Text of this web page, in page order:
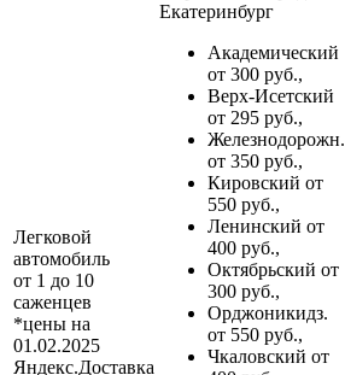
Легковой
автомобиль
от 1 до 10
саженцев
*цены на
01.02.2025
Яндекс.Доставка
Екатеринбург
Академический
от 300 руб.,
Верх-Исетский
от 295 руб.,
Железнодорожн.
от 350 руб.,
Кировский от
550 руб.,
Ленинский от
400 руб.,
Октябрьский от
300 руб.,
Орджоникидз.
от 550 руб.,
Чкаловский от